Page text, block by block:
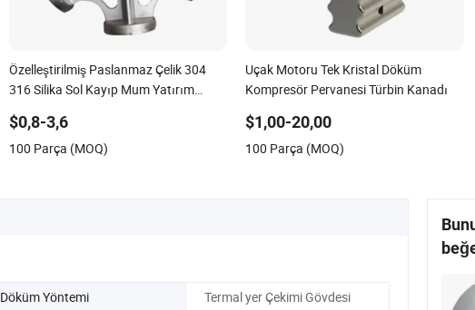
Özelleştirilmiş Paslanmaz Çelik 304
316 Silika Sol Kayıp Mum Yatırım
$0,8-3,6
100 Parça (MOQ)
Uçak Motoru Tek Kristal Döküm
Kompresör Pervanesi Türbin Kanadı
$1,00-20,00
100 Parça (MOQ)
Döküm Yöntemi
Termal yer Çekimi Gövdesi